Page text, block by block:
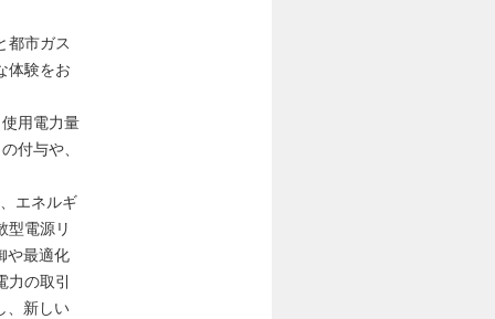
都市ガス
体験をお
用電力量
付与や、
エネルギ
型電源リ
や最適化
の取引
、新しい